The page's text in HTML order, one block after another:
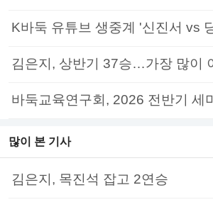
K바둑 유튜브 생중계 '신진서 vs
김은지, 상반기 37승…가장 많이
바둑교육연구회, 2026 전반기 세
많이 본 기사
김은지, 목진석 잡고 2연승